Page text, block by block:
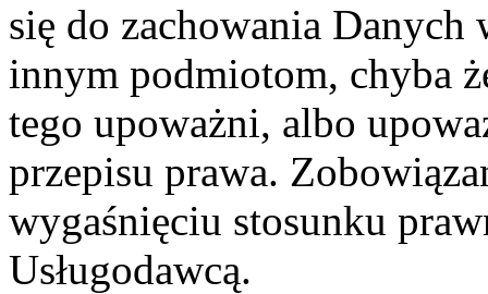
się do zachowania
innym podmiotom, chyba
tego upoważni, albo
przepisu prawa.
wygaśnięciu stosunku
Usługodawcą.